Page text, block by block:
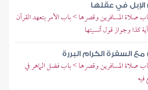
في عقلها
المسافرين وقصرها > باب الأمر بتعهد القرآن
كذا وجواز قول أنسيتها
مع السفرة الكرام البررة
المسافرين وقصرها > باب فضل الماهر في